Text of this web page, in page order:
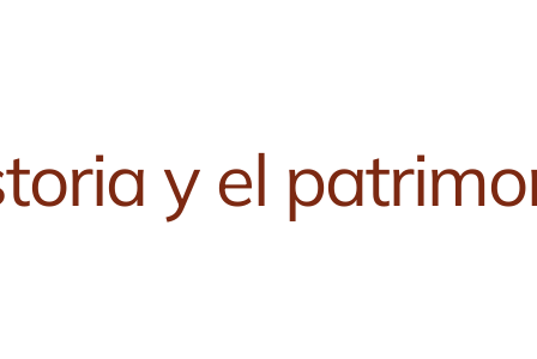
y el